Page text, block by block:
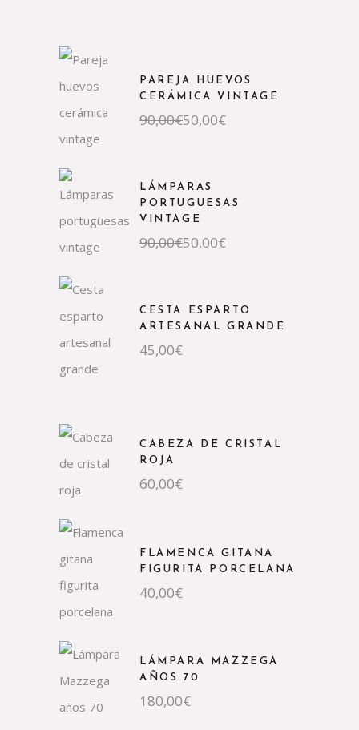
PAREJA HUEVOS
CERÁMICA VINTAGE
90,00€
El
precio
50,00€
El
precio
LÁMPARAS
PORTUGUESAS
VINTAGE
90,00€
El
precio
50,00€
El
precio
CESTA ESPARTO
ARTESANAL GRANDE
45,00€
CABEZA DE CRISTAL
ROJA
60,00€
FLAMENCA GITANA
FIGURITA PORCELANA
40,00€
LÁMPARA MAZZEGA
AÑOS 70
180,00€